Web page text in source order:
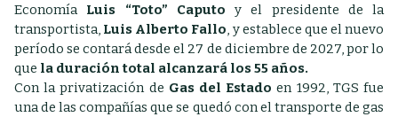
Economía Luis “Toto” Caputo y el presidente de la
transportista, Luis Alberto Fallo, y establece que el nuevo
período se contará desde el 27 de diciembre de 2027, por lo
que la duración total alcanzará los 55 años.
Con la privatización de Gas del Estado en 1992, TGS fue
una de las compañías que se quedó con el transporte de gas